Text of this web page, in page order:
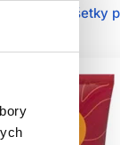
Všetky